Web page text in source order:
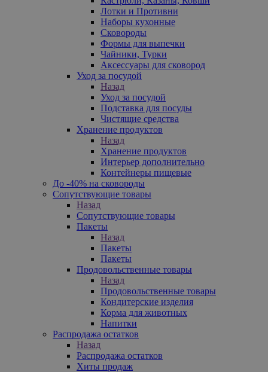
Лотки и Противни
Наборы кухонные
Сковороды
Формы для выпечки
Чайники, Турки
Аксессуары для сковород
Уход за посудой
Назад
Уход за посудой
Подставка для посуды
Чистящие средства
Хранение продуктов
Назад
Хранение продуктов
Интерьер дополнительно
Контейнеры пищевые
До -40% на сковороды
Сопутствующие товары
Назад
Сопутствующие товары
Пакеты
Назад
Пакеты
Пакеты
Продовольственные товары
Назад
Продовольственные товары
Кондитерские изделия
Корма для животных
Напитки
Распродажа остатков
Назад
Распродажа остатков
Хиты продаж